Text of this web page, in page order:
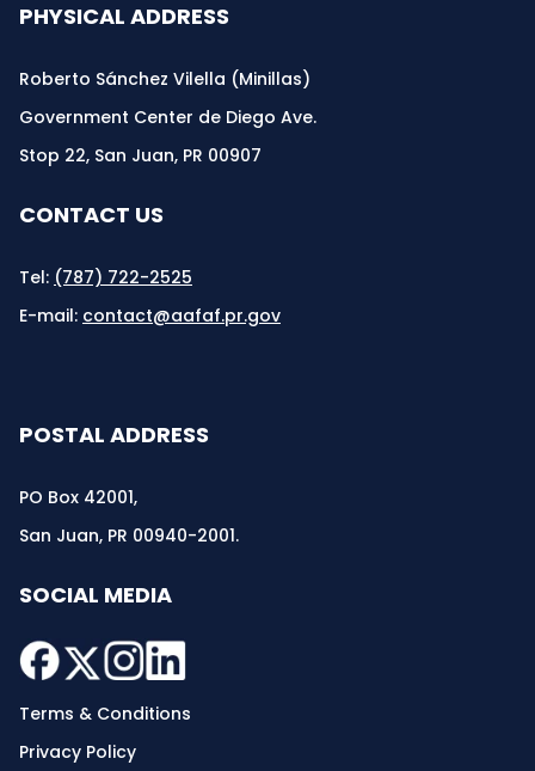
PHYSICAL ADDRESS
Roberto Sánchez Vilella (Minillas)
Government Center de Diego Ave.
Stop 22, San Juan, PR 00907
CONTACT US
Tel: (787) 722-2525
E-mail: contact@aafaf.pr.gov
POSTAL ADDRESS
PO Box 42001,
San Juan, PR 00940-2001.
SOCIAL MEDIA
Terms & Conditions
Privacy Policy